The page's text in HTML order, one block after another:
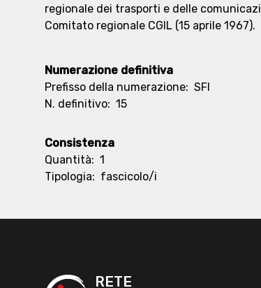
regionale dei trasporti e delle
Comitato regionale CGIL (15 aprile 1967).
Numerazione definitiva
Prefisso della numerazione: SFI
N. definitivo: 15
Consistenza
Quantità: 1
Tipologia: fascicolo/i
RETE